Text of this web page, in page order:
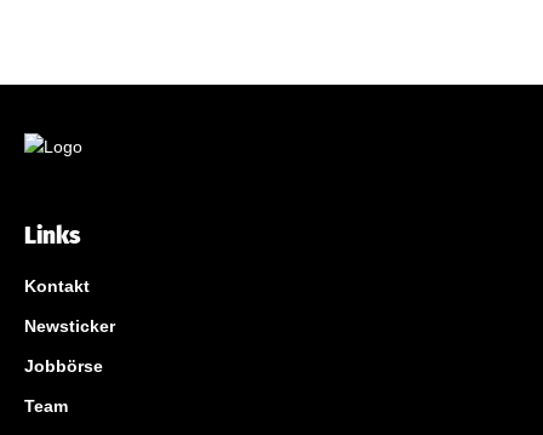
Links
Kontakt
Newsticker
Jobbörse
Team